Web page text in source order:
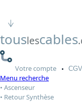
touslescables
Votrecompte CGV
Menu recherche
Ascenseur
Retour Synthèse